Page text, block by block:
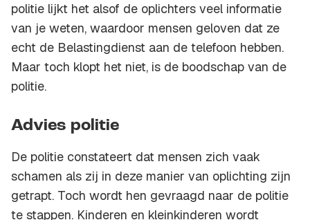
politie lijkt het alsof de oplichters veel informatie
van je weten, waardoor mensen geloven dat ze
echt de Belastingdienst aan de telefoon hebben.
Maar toch klopt het niet, is de boodschap van de
politie.
Advies politie
De politie constateert dat mensen zich vaak
schamen als zij in deze manier van oplichting zijn
getrapt. Toch wordt hen gevraagd naar de politie
te stappen. Kinderen en kleinkinderen wordt